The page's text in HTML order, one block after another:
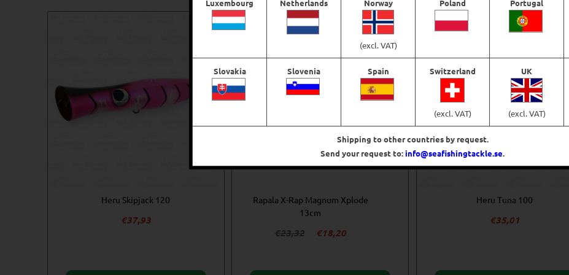
Heru Skipjack 120
€37,93
-22%
Rapala X-Rap Magnum Xplode
13cm
€23,32
Det
€18,20Det
Heru Tuna 100
€35,01
Luxembourg Netherlands Norway
(excl. VAT)
Poland Portugal
Slovakia Slovenia Spain Switzerland
(excl. VAT)
UK
(excl. VAT)
Shipping to other countries by request.
Send your request to:info@seafishingtackle.se.